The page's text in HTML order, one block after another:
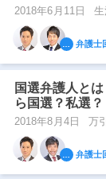
2018年6月11日 生
弁護士
国選弁護人と
ら国選？私選？
2018年8月4日 万
弁護士